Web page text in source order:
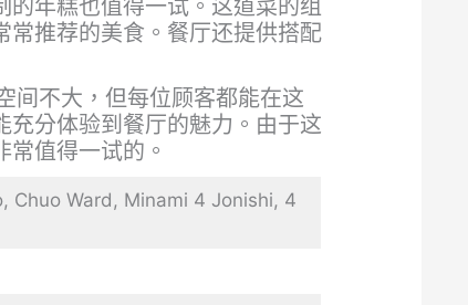
年糕也值得一试。这道菜的组
常推荐的美食。餐厅还提供搭配
间不大，但每位顾客都能在这
分体验到餐厅的魅力。由于这
值得一试的。
Chuo Ward, Minami 4 Jonishi, 4